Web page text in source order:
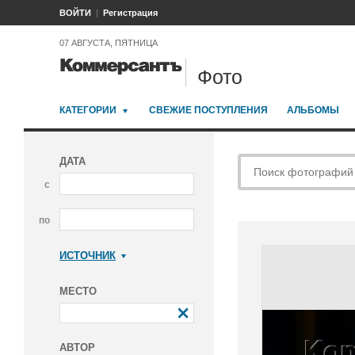
ВОЙТИ Регистрация
07 АВГУСТА, ПЯТНИЦА
Фото
КАТЕГОРИИ СВЕЖИЕ ПОСТУПЛЕНИЯ АЛЬБОМЫ
ДАТА
с
по
ИСТОЧНИК
МЕСТО
АВТОР